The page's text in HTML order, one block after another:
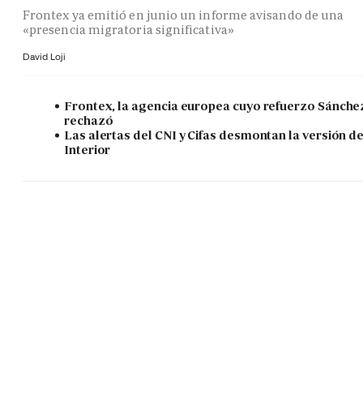
Frontex ya emitió en junio un informe avisando de una
«presencia migratoria significativa»
David Loji
Frontex, la agencia europea cuyo refuerzo
rechazó
Las alertas del CNI y Cifas desmontan la versión
Interior